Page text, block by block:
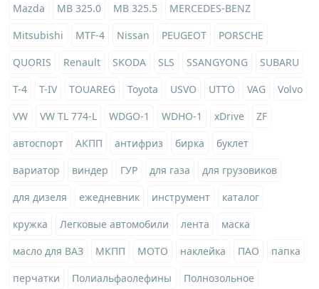
Mazda
MB 325.0 MB 325.5
MERCEDES-BENZ
Mitsubishi
MTF-4 Nissan PEUGEOT
PORSCHE
QUORIS
Renault SKODA SLS SSANGYONG
SUBARU
T-4
T-IV TOUAREG Toyota USVO UTTO VAG
Volvo
VW
VW TL 774-L WDGO-1 WDHO-1 xDrive
ZF
автоспорт
АКПП антифриз бирка
буклет
вариатор
виндер ГУР для газа
для грузовиков
для дизеля
ежедневник инструмент
каталог
кружка
Легковые автомобили лента
маска
масло для ВАЗ
МКПП МОТО наклейка ПАО
папка
перчатки
Полиальфаолефины
Полнозольное